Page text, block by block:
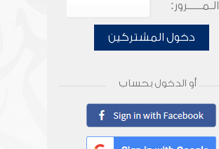
الـمـــــرور:
دخول المشتركين
أو الدخول بحساب